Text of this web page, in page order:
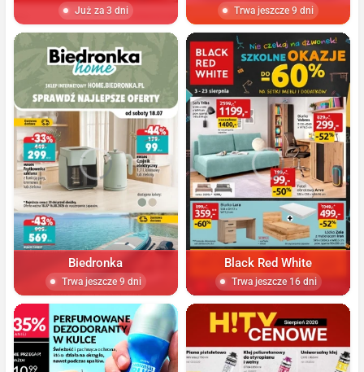
Już za 3 dni Trwa jeszcze 9 dni
Biedronka
Trwa jeszcze 9 dni
Black Red White
Trwa jeszcze 16 dni